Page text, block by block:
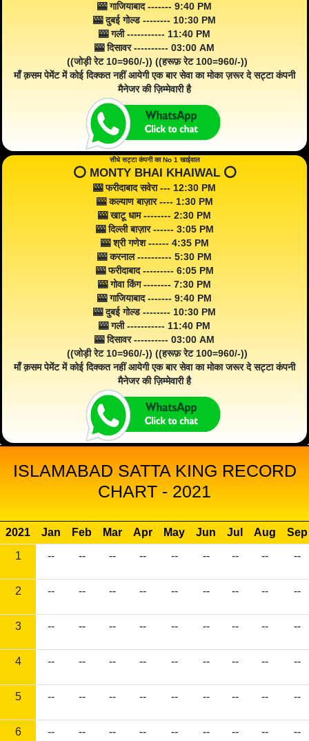
🎰 गाजियाबाद ------- 9:40 PM
🎰 दुबई गोल्ड -------- 10:30 PM
🎰 गली ----------- 11:40 PM
🎰 दिसावर ---------- 03:00 AM
((जोड़ी रेट 10=960/-)) ((हरूफ़ रेट 100=960/-))
माँ क़सम पेमेंट में कोई दिक्कत नहीं आयेगी एक बार सेवा का मोका ज़रूर दे सट्टा कंपनी
मैनेजर की ज़िम्मेवारी है
सीधे सट्टा कंपनी का No 1 खाईवाल
⭕️ MONTY BHAI KHAIWAL ⭕️
🎰 फरीदाबाद सवेरा --- 12:30 PM
🎰 कल्याण बाज़ार ---- 1:30 PM
🎰 खाटू धाम -------- 2:30 PM
🎰 दिल्ली बाज़ार ------ 3:05 PM
🎰 श्री गणेश ------ 4:35 PM
🎰 करनाल ---------- 5:30 PM
🎰 फरीदाबाद --------- 6:05 PM
🎰 गोवा किंग -------- 7:30 PM
🎰 गाजियाबाद ------- 9:40 PM
🎰 दुबई गोल्ड -------- 10:30 PM
🎰 गली ----------- 11:40 PM
🎰 दिसावर ---------- 03:00 AM
((जोड़ी रेट 10=960/-)) ((हरूफ़ रेट 100=960/-))
माँ क़सम पेमेंट में कोई दिक्कत नहीं आयेगी एक बार सेवा का मोका जरूर दे सट्टा कंपनी
मैनेजर की ज़िम्मेवारी है
ISLAMABAD SATTA KING RECORD
CHART - 2021
2021 Jan Feb Mar Apr May Jun Jul Aug
Sep
1
-- -- -- -- -- -- -- -- --
2 -- -- -- -- -- -- -- -- --
3 -- -- -- -- -- -- -- -- --
4 -- -- -- -- -- -- -- -- --
5 -- -- -- -- -- -- -- -- --
6 -- -- -- -- -- -- -- -- --